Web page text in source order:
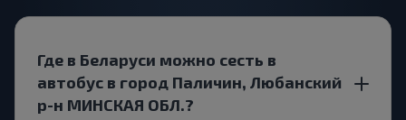
Где в Беларуси можно сесть в
автобус в город Паличин, Любанский
р-н МИНСКАЯ ОБЛ.?